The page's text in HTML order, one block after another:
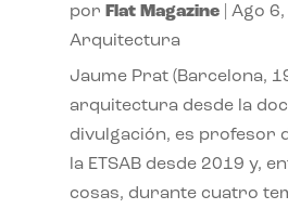
por Flat Magazine| Ago
Arquitectura
Jaume Prat (Barcelona,
arquitectura desde la
divulgación, es profesor
la ETSAB desde 2019 y,
cosas, durante cuatro